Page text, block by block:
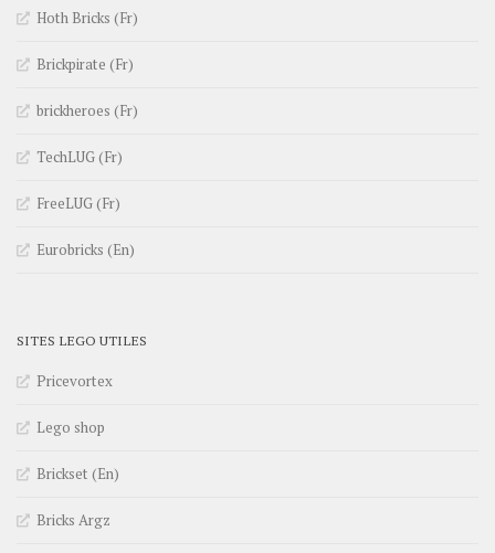
Hoth Bricks (Fr)
Brickpirate (Fr)
brickheroes (Fr)
TechLUG (Fr)
FreeLUG (Fr)
Eurobricks (En)
SITES LEGO UTILES
Pricevortex
Lego shop
Brickset (En)
Bricks Argz